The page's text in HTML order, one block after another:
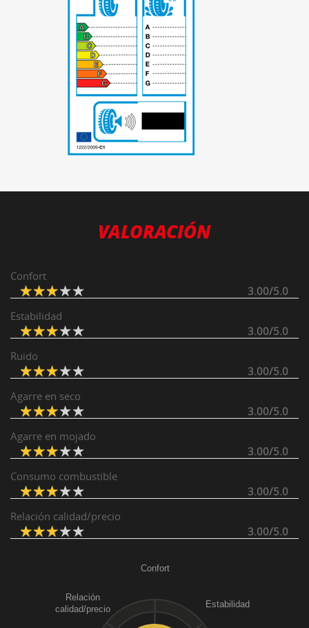
VALORACIÓN
Confort
3.00/5.0
Estabilidad
3.00/5.0
Ruido
3.00/5.0
Agarre en seco
3.00/5.0
Agarre en mojado
3.00/5.0
Consumo combustible
3.00/5.0
Relación calidad/precio
3.00/5.0
Confort
Estabilidad
Relación
calidad/precio